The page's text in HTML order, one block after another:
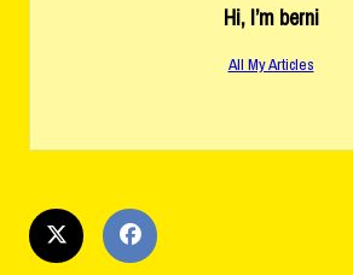
Hi, I’m berni
All My Articles